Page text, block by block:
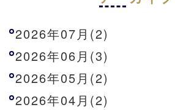
2026年07月(2)
2026年06月(3)
2026年05月(2)
2026年04月(2)